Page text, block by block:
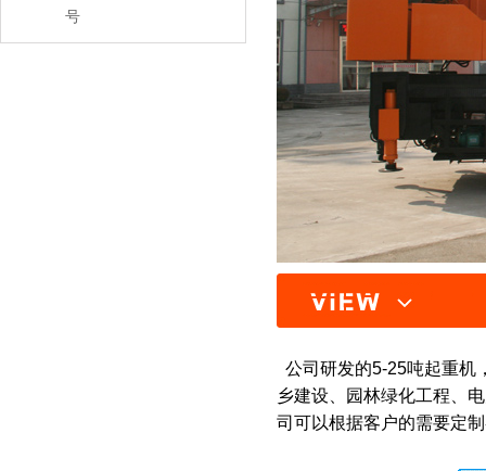
号
公司研发的5-25吨起重机
乡建设、园林绿化工程、
司可以根据客户的需要定